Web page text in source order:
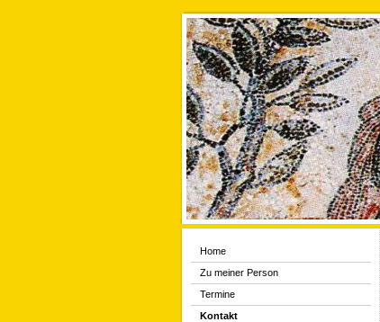
Home
Zu meiner Person
Termine
Kontakt